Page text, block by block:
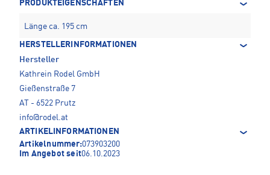
PRODUKTEIGENSCHAFTEN
Länge ca. 195 cm
HERSTELLERINFORMATIONEN
Hersteller
Kathrein Rodel GmbH
Gießenstraße 7
AT - 6522 Prutz
info@rodel.at
ARTIKELINFORMATIONEN
Artikelnummer:073903200
Im Angebot seit06.10.2023